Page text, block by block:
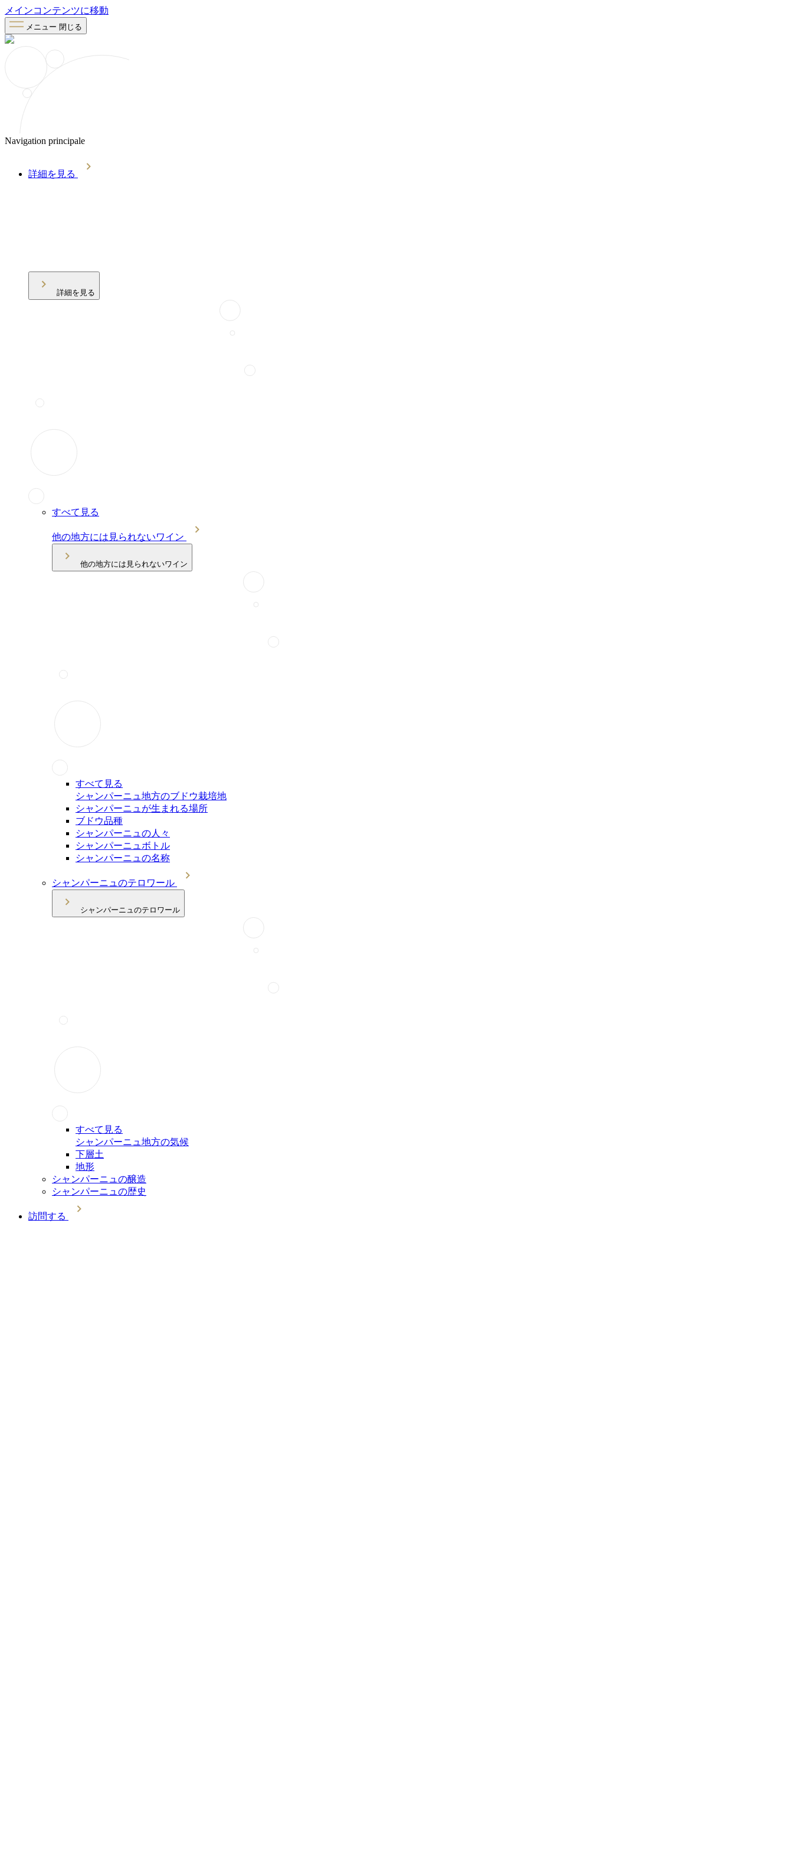
メインコンテンツに移動
メニュー 閉じる
Navigation principale
詳細を見る
詳細を見る
すべて見る
他の地方には見られないワイン
他の地方には見られないワイン
すべて見る
シャンパーニュ地方のブドウ栽培地
シャンパーニュが生まれる場所
ブドウ品種
シャンパーニュの人々
シャンパーニュボトル
シャンパーニュの名称
シャンパーニュのテロワール
シャンパーニュのテロワール
すべて見る
シャンパーニュ地方の気候
下層土
地形
シャンパーニュの醸造
シャンパーニュの歴史
訪問する